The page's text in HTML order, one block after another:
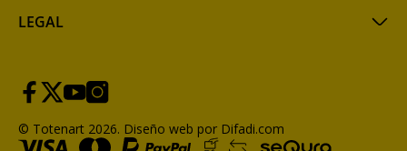
LEGAL
© Totenart 2026. Diseño web por Difadi.com